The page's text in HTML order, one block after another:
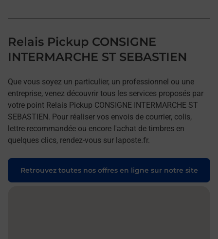
Relais Pickup CONSIGNE
INTERMARCHE ST SEBASTIEN
Que vous soyez un particulier, un professionnel ou une
entreprise, venez découvrir tous les services proposés par
votre point Relais Pickup CONSIGNE INTERMARCHE ST
SEBASTIEN. Pour réaliser vos envois de courrier, colis,
lettre recommandée ou encore l'achat de timbres en
quelques clics, rendez-vous sur laposte.fr.
Retrouvez toutes nos offres en ligne sur notre site